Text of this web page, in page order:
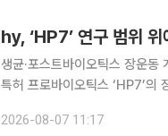
hy, ‘HP7’ 연구 범위
생균·포스트바이오틱스 장운동
특허 프로바이오틱스 ‘HP7’
일곱 번째다. HP7은 hy가 김치
2026-08-07 11:17